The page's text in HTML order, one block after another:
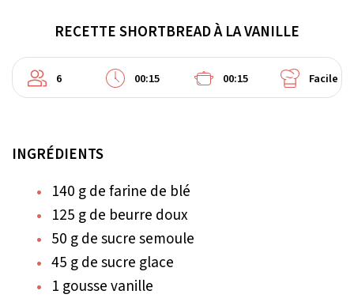
RECETTE SHORTBREAD À LA VANILLE
6 00:15 00:15 Facile
INGRÉDIENTS
140 g de farine de blé
125 g de beurre doux
50 g de sucre semoule
45 g de sucre glace
1 gousse vanille